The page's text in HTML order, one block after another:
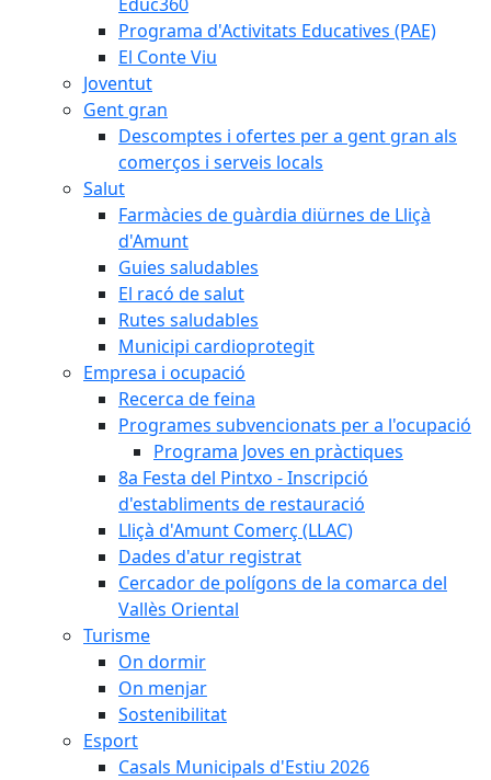
Programa d'Activitats Educatives (PAE)
El Conte Viu
Joventut
Gent gran
Descomptes i ofertes per a gent gran als
comerços i serveis locals
Salut
Farmàcies de guàrdia diürnes de Lliçà
d'Amunt
Guies saludables
El racó de salut
Rutes saludables
Municipi cardioprotegit
Empresa i ocupació
Recerca de feina
Programes subvencionats per a l'ocupació
Programa Joves en pràctiques
8a Festa del Pintxo - Inscripció
d'establiments de restauració
Lliçà d'Amunt Comerç (LLAC)
Dades d'atur registrat
Cercador de polígons de la comarca del
Vallès Oriental
Turisme
On dormir
On menjar
Sostenibilitat
Esport
Casals Municipals d'Estiu 2026